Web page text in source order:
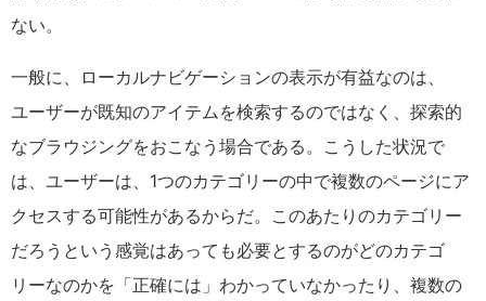
ない。
一般に、ローカルナビゲーションの表示が有益なのは、
ユーザーが既知のアイテムを検索するのではなく、探索的
なブラウジングをおこなう場合である。こうした状況で
は、ユーザーは、1つのカテゴリーの中で複数のページにア
クセスする可能性があるからだ。このあたりのカテゴリー
だろうという感覚はあっても必要とするのがどのカテゴ
リーなのかを「正確には」わかっていなかったり、複数の